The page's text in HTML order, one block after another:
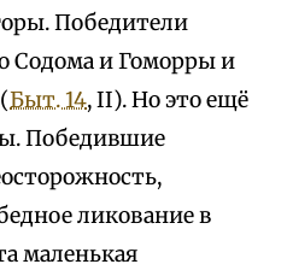
Победители
Содома и Гоморры и
Быт. 14, II). Но это ещё
Победившие
ликование в
маленькая